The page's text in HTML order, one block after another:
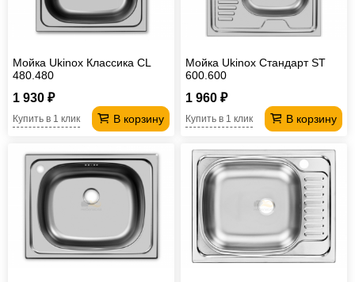
Мойка Ukinox Классика CL
480.480
1 930 ₽
В корзину
Купить в 1 клик
Мойка Ukinox Стандарт ST
600.600
1 960 ₽
В корзину
Купить в 1 клик